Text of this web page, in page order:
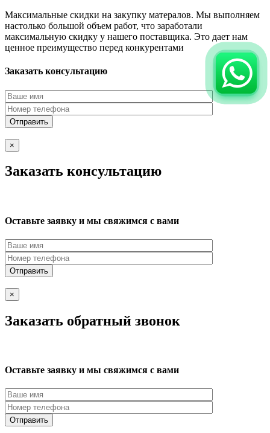
Максимальные скидки на закупку матералов. Мы выполняем
настолько большой объем работ, что заработали
максимальную скидку у нашего поставщика. Это дает нам
ценное преимущество перед конкурентами
Заказать консультацию
×
Заказать консультацию
Оставьте заявку и мы свяжимся с вами
×
Заказать обратный звонок
Оставьте заявку и мы свяжимся с вами